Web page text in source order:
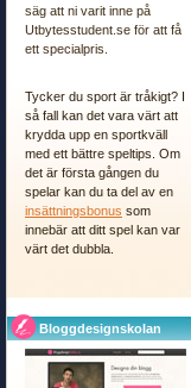
säg att ni varit inne på
Utbytesstudent.se för att få
ett specialpris.
Tycker du sport är tråkigt? I
så fall kan det vara värt att
krydda upp en sportkväll
med ett bättre speltips. Om
det är första gången du
spelar kan du ta del av en
insättningsbonus som
innebär att ditt spel kan var
värt det dubbla.
Bloggdesignskolan